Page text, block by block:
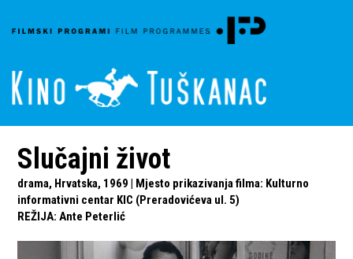
Slučajni život
drama, Hrvatska, 1969 | Mjesto prikazivanja filma: Kulturno
informativni centar KIC (Preradovićeva ul. 5)
REŽIJA: Ante Peterlić